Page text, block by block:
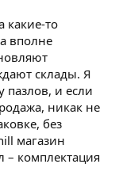
какие-то
вполне
склады. Я
пазлов, и если
никак не
без
магазин
– комплектация